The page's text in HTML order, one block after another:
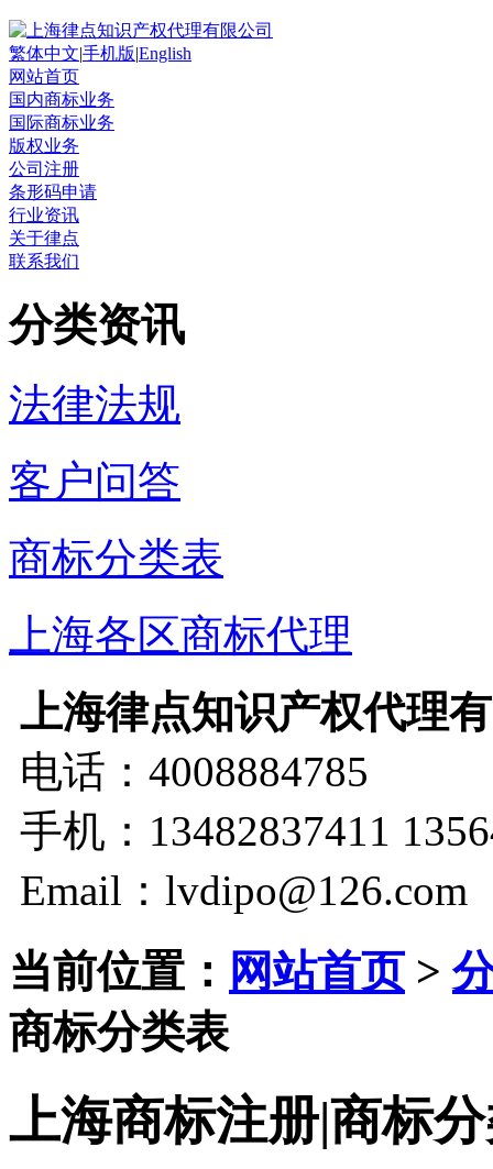
繁体中文|手机版|English
网站首页
国内商标业务
国际商标业务
版权业务
公司注册
条形码申请
行业资讯
关于律点
联系我们
分类资讯
法律法规
客户问答
商标分类表
上海各区商标代理
上海律点知识产权代理
电话：4008884785
手机：13482837411
Email：lvdipo@126.com
当前位置： 网站首页>
商标分类表
上海商标注册|商标